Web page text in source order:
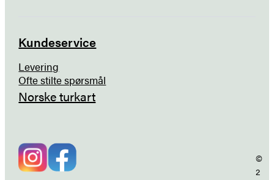
Kundeservice
Levering
Ofte stilte spørsmål
Norske turkart
©
2